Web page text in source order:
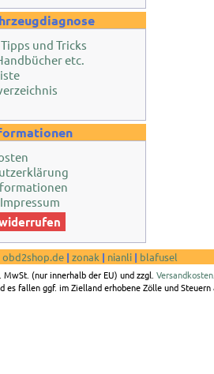
und Tricks
etc.
obd2shop.de | zonak | nianli | blafusel
(nur innerhalb der EU) und zzgl. Versandkosten
es fallen ggf. im Zielland erhobene Zölle und